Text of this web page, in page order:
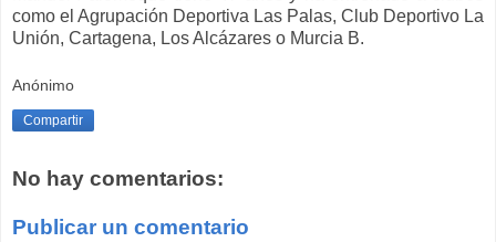
como el Agrupación Deportiva Las Palas, Club Deportivo La
Unión, Cartagena, Los Alcázares o Murcia B.
Anónimo
Compartir
No hay comentarios:
Publicar un comentario